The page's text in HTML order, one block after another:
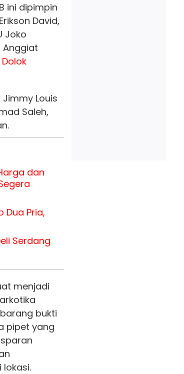
ini dipimpin
David,
Joko
Anggiat
Dolok
Jimmy Louis
Saleh,
dan
Dua Pria,
Serdang
menjadi
bukti
pipet yang